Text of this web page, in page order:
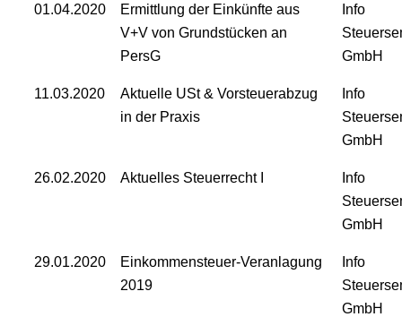
01.04.2020
Ermittlung der Einkünfte aus
V+V von Grundstücken an
PersG
Info
GmbH
11.03.2020
Aktuelle USt & Vorsteuerabzug
in der Praxis
Info
GmbH
26.02.2020 Aktuelles Steuerrecht I
Info
GmbH
29.01.2020
Einkommensteuer-Veranlagung
2019
Info
GmbH